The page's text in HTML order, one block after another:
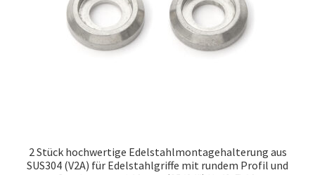
2 Stück hochwertige Edelstahlmontagehalterung aus
SUS304 (V2A) für Edelstahlgriffe mit rundem Profil und